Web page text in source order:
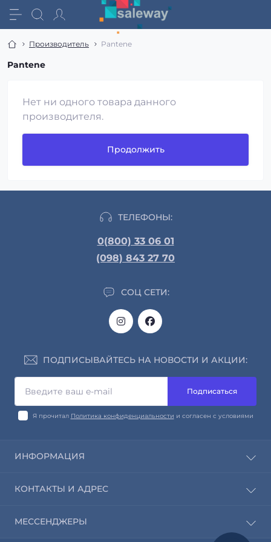
Производитель Pantene
Pantene
Нет ни одного товара данного
производителя.
Продолжить
ТЕЛЕФОНЫ:
0(800) 33 06 01
(098) 843 27 70
СОЦ СЕТИ:
ПОДПИСЫВАЙТЕСЬ НА НОВОСТИ И АКЦИИ:
Подписаться
Я прочитал Политика конфиденциальности и согласен с условиями
ИНФОРМАЦИЯ
Информация о доставке и оплате
Политика конфиденциальности
КОНТАКТЫ И АДРЕС
МЕССЕНДЖЕРЫ